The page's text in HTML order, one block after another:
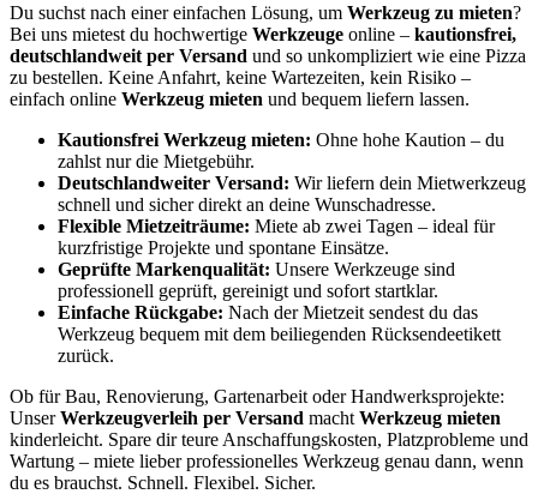
Du suchst nach einer einfachen Lösung, um Werkzeug zu mieten?
Bei uns mietest du hochwertige Werkzeuge online – kautionsfrei,
deutschlandweit per Versand und so unkompliziert wie eine Pizza
zu bestellen. Keine Anfahrt, keine Wartezeiten, kein Risiko –
einfach online Werkzeug mieten und bequem liefern lassen.
Kautionsfrei Werkzeug mieten: Ohne hohe Kaution – du
zahlst nur die Mietgebühr.
Deutschlandweiter Versand: Wir liefern dein Mietwerkzeug
schnell und sicher direkt an deine Wunschadresse.
Flexible Mietzeiträume: Miete ab zwei Tagen – ideal für
kurzfristige Projekte und spontane Einsätze.
Geprüfte Markenqualität: Unsere Werkzeuge sind
professionell geprüft, gereinigt und sofort startklar.
Einfache Rückgabe: Nach der Mietzeit sendest du das
Werkzeug bequem mit dem beiliegenden Rücksendeetikett
zurück.
Ob für Bau, Renovierung, Gartenarbeit oder Handwerksprojekte:
UnserWerkzeugverleih per Versand macht Werkzeug mieten
kinderleicht. Spare dir teure Anschaffungskosten, Platzprobleme und
Wartung – miete lieber professionelles Werkzeug genau dann, wenn
du es brauchst. Schnell. Flexibel. Sicher.